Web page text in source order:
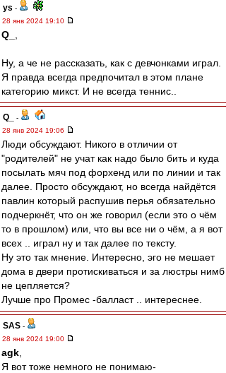
ys -
28 янв 2024 19:10
Q_
Ну, а че не рассказать, как с девчонками играл.
Я правда всегда предпочитал в этом плане
категорию микст. И не всегда теннис..
Q_
-
28 янв 2024 19:06
Люди обсуждают. Никого в отличии от
"родителей" не учат как надо было бить и куда
посылать мяч под форхенд или по линии и так
далее. Просто обсуждают, но всегда найдётся
павлин который распушив перья обязательно
подчеркнёт, что он же говорил (если это о чём
то в прошлом) или, что вы все ни о чём, а я вот
всех .. играл ну и так далее по тексту.
Ну это так мнение. Интересно, эго не мешает
дома в двери протискиваться и за люстры нимб
не цепляется?
Лучше про Промес -балласт .. интереснее.
SAS -
28 янв 2024 19:00
agk
Я вот тоже немного не понимаю-